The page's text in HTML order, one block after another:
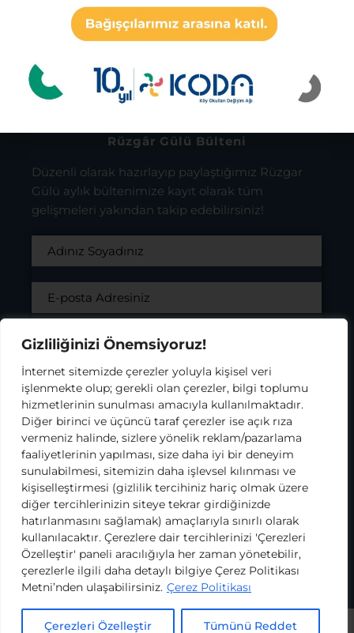
Gizliliğinizi Önemsiyoruz!
İnternet sitemizde çerezler yoluyla kişisel veri
işlenmekte olup; gerekli olan çerezler, bilgi toplumu
hizmetlerinin sunulması amacıyla kullanılmaktadır.
Diğer birinci ve üçüncü taraf çerezler ise açık rıza
vermeniz halinde, sizlere yönelik reklam/pazarlama
faaliyetlerinin yapılması, size daha iyi bir deneyim
sunulabilmesi, sitemizin daha işlevsel kılınması ve
kişiselleştirmesi (gizlilik tercihiniz hariç olmak üzere
diğer tercihlerinizin siteye tekrar girdiğinizde
hatırlanmasını sağlamak) amaçlarıyla sınırlı olarak
kullanılacaktır. Çerezlere dair tercihlerinizi 'Çerezleri
Özelleştir' paneli aracılığıyla her zaman yönetebilir,
çerezlerle ilgili daha detaylı bilgiye Çerez Politikası
Metni’nden ulaşabilirsiniz. Çerez Politikası
Çerezleri Özelleştir Tümünü Reddet
Sosyal Girişimcilik Ödülü 2017
Mine Ekici
Rüzgâr Gülü Bülteni
Düzenli olarak hazırlayıp paylaştığımız Rüzgar
Gülü aylık bültenimize kayıt olarak tüm
gelişmeleri yakından takip edebilirsiniz!
Kapsamı’nda bilgilenmiş olarak, bu
kapsamda tarafıma elektronik ticari ileti
gönderilmesini ve kişisel verilerimin
KODA’nın süreçte destek aldığı iş ortakları ve
tedarikçileriyle paylaşılmasını onaylıyorum.
Bilgilendirme metnini okumak için tıklayınız.
Kullanım Koşulları ve Gizlilik Politikası
Çerez Politikası
KVKK
2026 Köy Okulları Değişim Ağı